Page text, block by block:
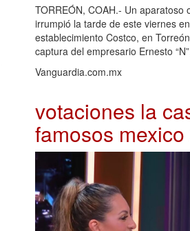
TORREÓN, COAH.- Un aparatoso
irrumpió la tarde de este viernes
establecimiento Costco, en
captura del empresario Ernesto
Vanguardia.com.mx
votaciones la
famosos